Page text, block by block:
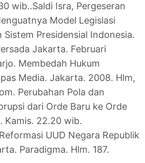
wib..Saldi Isra, Pergeseran
Model Legislasi
Sistem Presidensial Indonesia.
Jakarta. Februari
Membedah Hukum
Media. Jakarta. 2008. Hlm,
Perubahan Pola dan
dari Orde Baru ke Orde
Kamis. 22.20 wib.
UUD Negara Republik
Paradigma. Hlm. 187.